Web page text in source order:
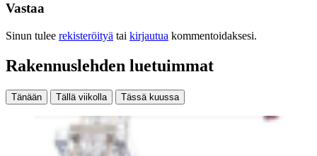
Vastaa
Sinun tulee rekisteröityä tai kirjautua kommentoidaksesi.
Rakennuslehden luetuimmat
Tänään Tällä viikolla Tässä kuussa